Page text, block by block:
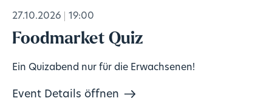
27.10.2026 19:00
Foodmarket Quiz
Ein Quizabend nur für die Erwachsenen!
Event Details öffnen